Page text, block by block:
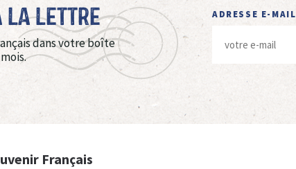
La Lettre
dans votre boîte
ADRESSE E-MAIL
Français